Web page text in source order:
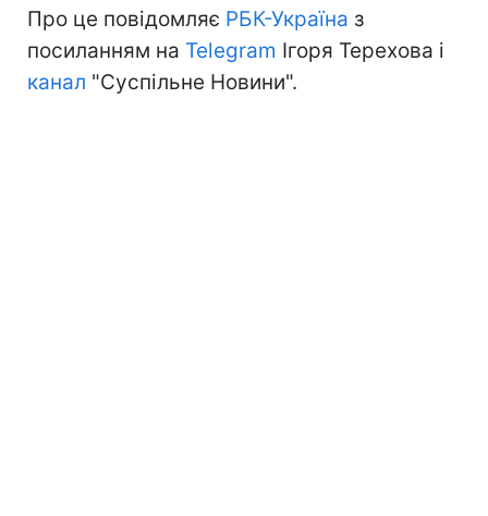
Про це повідомляє РБК-Україна з
посиланням на Telegram Ігоря Терехова і
канал "Суспільне Новини".